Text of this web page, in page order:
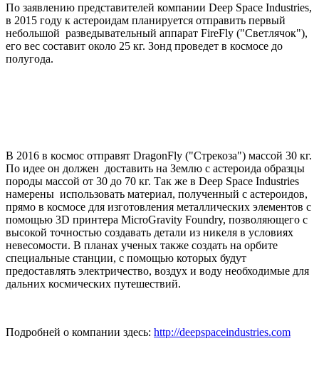
По заявлению представителей компании Deep Space Industries,
в 2015 году к астероидам планируется отправить первый
небольшой разведывательный аппарат FireFly ("Светлячок"),
его вес составит около 25 кг. Зонд проведет в космосе до
полугода.
В 2016 в космос отправят DragonFly ("Стрекоза") массой 30 кг.
По идее он должен доставить на Землю с астероида образцы
породы массой от 30 до 70 кг. Так же в Deep Space Industries
намерены использовать материал, полученный с астероидов,
прямо в космосе для изготовления металлических элементов с
помощью 3D принтера MicroGravity Foundry, позволяющего с
высокой точностью создавать детали из никеля в условиях
невесомости. В планах ученых также создать на орбите
специальные станции, с помощью которых будут
предоставлять электричество, воздух и воду необходимые для
дальних космических путешествий.
Подробней о компании здесь: http://deepspaceindustries.com